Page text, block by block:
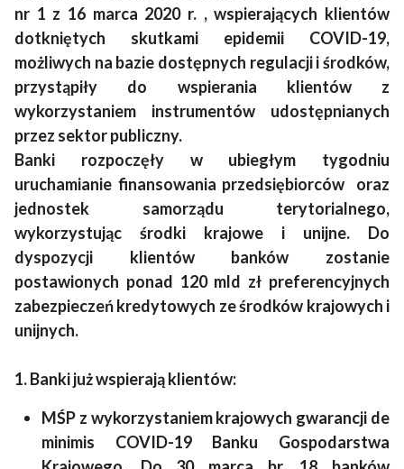
nr 1 z 16 marca 2020 r. , wspierających klientów
dotkniętych skutkami epidemii COVID-19,
możliwych na bazie dostępnych regulacji i środków,
przystąpiły do wspierania klientów z
wykorzystaniem instrumentów udostępnianych
przez sektor publiczny.
Banki rozpoczęły w ubiegłym tygodniu
uruchamianie finansowania przedsiębiorców oraz
jednostek samorządu terytorialnego,
wykorzystując środki krajowe i unijne. Do
dyspozycji klientów banków zostanie
postawionych ponad 120 mld zł preferencyjnych
zabezpieczeń kredytowych ze środków krajowych i
unijnych.
1. Banki już wspierają klientów:
MŚP z wykorzystaniem krajowych gwarancji de
minimis COVID-19 Banku Gospodarstwa